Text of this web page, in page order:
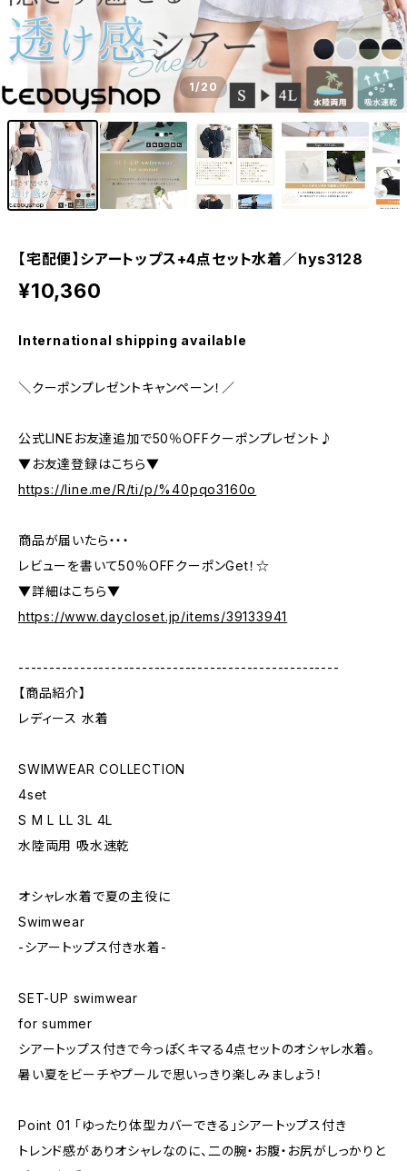
1/20
【宅配便】シアートップス+4点セット水着／hys3128
¥10,360
International shipping available
＼クーポンプレゼントキャンペーン！／
公式LINEお友達追加で50％OFFクーポンプレゼント♪
▼お友達登録はこちら▼
https://line.me/R/ti/p/%40pqo3160o
商品が届いたら・・・
レビューを書いて50％OFFクーポンGet！☆
▼詳細はこちら▼
https://www.daycloset.jp/items/39133941
----------------------------------------------------
【商品紹介】
レディース 水着
SWIMWEAR COLLECTION
4set
S M L LL 3L 4L
水陸両用 吸水速乾
オシャレ水着で夏の主役に
Swimwear
-シアートップス付き水着-
SET-UP swimwear
for summer
シアートップス付きで今っぽくキマる4点セットのオシャレ水着。
暑い夏をビーチやプールで思いっきり楽しみましょう！
Point 01 「ゆったり体型カバーできる」シアートップス付き
トレンド感がありオシャレなのに、二の腕・お腹・お尻がしっかりと